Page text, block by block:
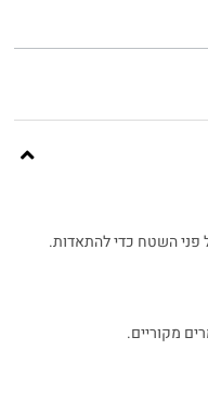
פני השטח כדי להתאדות.
מקוריים.